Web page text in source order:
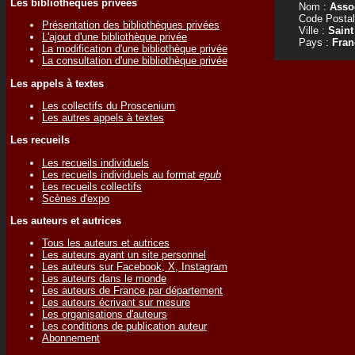
Les bibliothèques privées
Présentation des bibliothèques privées
L'ajout d'une bibliothèque privée
La modification d'une bibliothèque privée
La consultation d'une bibliothèque privée
Les appels à textes
Les collectifs du Proscenium
Les autres appels à textes
Les recueils
Les recueils individuels
Les recueils individuels au format epub
Les recueils collectifs
Scènes d'expo
Les auteurs et autrices
Tous les auteurs et autrices
Les auteurs ayant un site personnel
Les auteurs sur Facebook, X, Instagram
Les auteurs dans le monde
Les auteurs de France par département
Les auteurs écrivant sur mesure
Les organisations d'auteurs
Les conditions de publication auteur
Abonnement
Nom :
Code
Ville :
Pays :